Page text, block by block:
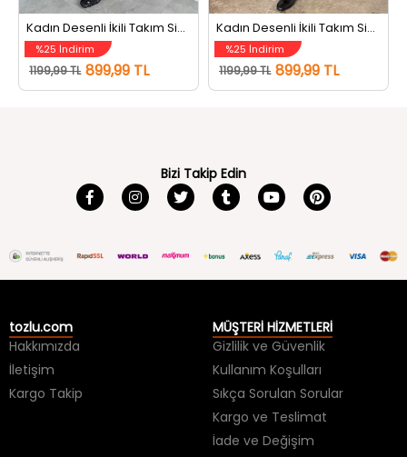
1199,99 TL 899,99 TL 1199,99 TL 899,99 TL
Hakkımızda
İletişim
Kargo Takip
Gizlilik ve Güvenlik
Kullanım Koşulları
Sıkça Sorulan Sorular
Kargo ve Teslimat
İade ve Değişim